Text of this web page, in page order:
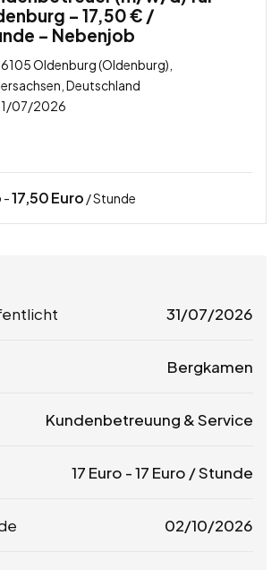
– 17,50 € /
– Nebenjob
Oldenburg (Oldenburg),
Deutschland
07/2026
-17,50Euro / Stunde
31/07/2026
Bergkamen
Kundenbetreuung & Service
17 Euro -17 Euro / Stunde
02/10/2026